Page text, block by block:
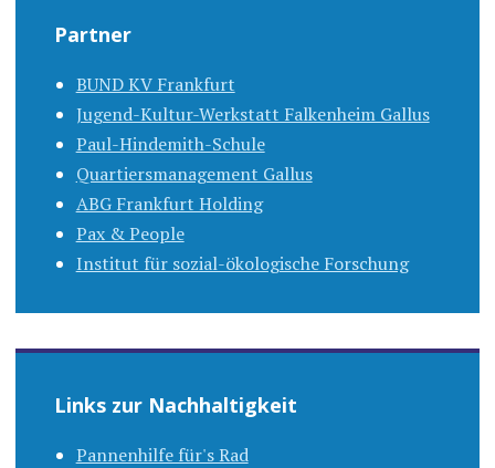
Partner
BUND KV Frankfurt
Jugend-Kultur-Werkstatt Falkenheim Gallus
Paul-Hindemith-Schule
Quartiersmanagement Gallus
ABG Frankfurt Holding
Pax & People
Institut für sozial-ökologische Forschung
Links zur Nachhaltigkeit
Pannenhilfe für's Rad